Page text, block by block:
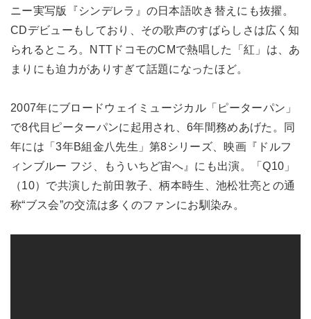
ニー実写版『シンデレラ』の日本語吹き替えにも抜擢。
CDデビューもしており、その歌声のすばらしさは広く知
られるところ。NTTドコモのCMで熱唱した「紅」は、あ
まりにも迫力がありすぎて話題になったほど。
2007年にブロードウェイミュージカル「ピーターパン」
で8代目ピーターパンに起用され、6年間務めあげた。同
年には「3年B組金八先生」第8シリーズ、映画『ドルフ
ィンブルー フジ、もういちど宙へ』にも出演。「Q10」
（10）で共演した前田敦子、柄本時生、池松壮亮との通
称“ブス会”の交流は多くのファンにお馴染み。